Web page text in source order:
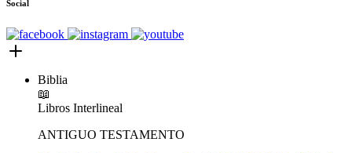
Social
Biblia
📖
Libros Interlineal
ANTIGUO TESTAMENTO